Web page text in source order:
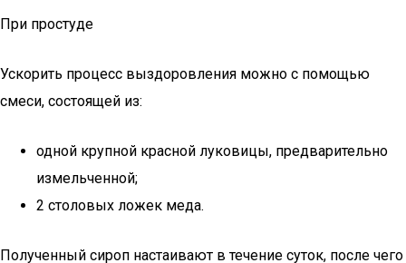
При простуде
Ускорить процесс выздоровления можно с помощью
смеси, состоящей из:
одной крупной красной луковицы, предварительно
измельченной;
2 столовых ложек меда.
Полученный сироп настаивают в течение суток, после чего